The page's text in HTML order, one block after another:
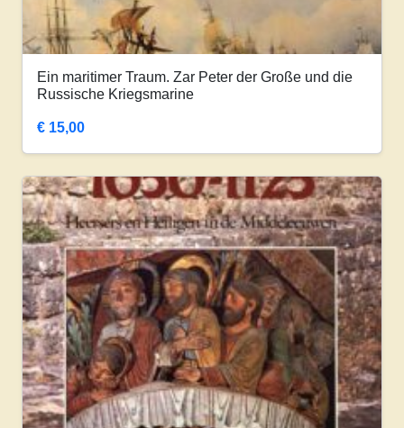
Ein maritimer Traum. Zar Peter der Große und die
Russische Kriegsmarine
€ 15,00